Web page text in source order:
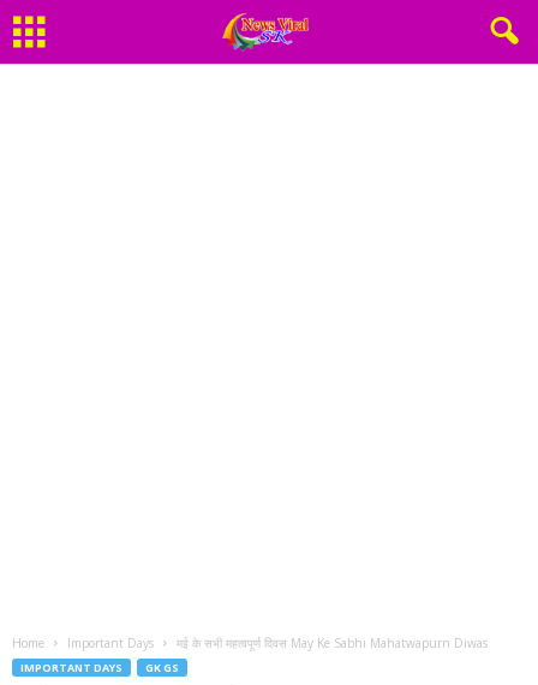
Home Important Days मई के सभी महत्वपूर्ण दिवस May Ke Sabhi Mahatwapurn Diwas
IMPORTANT DAYS GK GS